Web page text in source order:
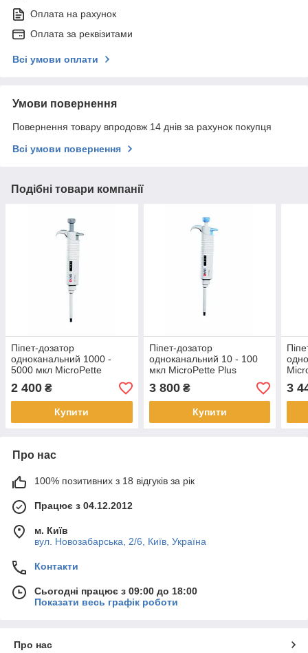
Оплата на рахунок
Оплата за реквізитами
Всі умови оплати
Умови повернення
Повернення товару впродовж 14 днів за рахунок покупця
Всі умови повернення
Подібні товари компанії
Піпет-дозатор
одноканальний 1000 -
5000 мкл MicroPette
2 400 ₴
Купити
Піпет-дозатор
одноканальний 10 - 100
мкл MicroPette Plus
3 800₴
Купити
3
Про нас
100% позитивних з 18 відгуків за рік
Працює з 04.12.2012
м. Київ
вул. Новозабарська, 2/6, Київ, Україна
Контакти
Сьогодні працює з 09:00 до 18:00
Показати весь графік роботи
Про нас